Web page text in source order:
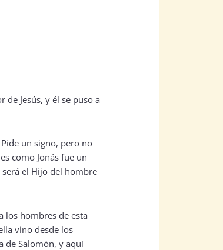
de Jesús, y él se puso a
un signo, pero no
como Jonás fue un
el Hijo del hombre
los hombres de esta
vino desde los
de Salomón, y aquí